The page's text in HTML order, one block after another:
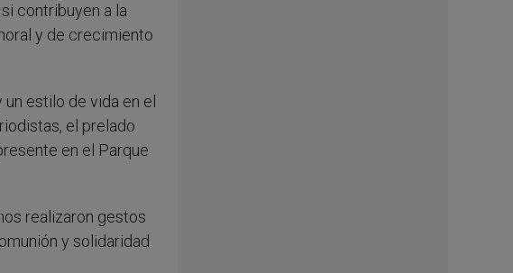
contribuyen a la
y de crecimiento
estilo de vida en el
el prelado
en el Parque
realizaron gestos
y solidaridad.